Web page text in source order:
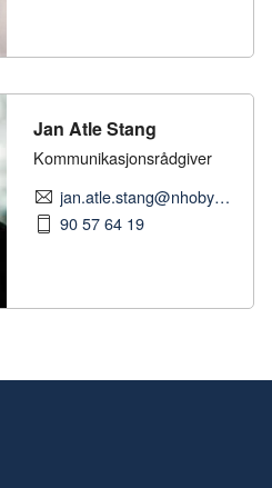
Jan Atle Stang
Kommunikasjonsrådgiver
jan.atle.stang@nhobyggenaringen.no
90 57 64 19